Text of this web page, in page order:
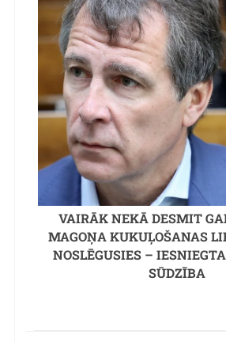
VAIRĀK NEKĀ DESMIT
MAGOŅA KUKUĻOŠANAS
NOSLĒGUSIES –
SŪDZĪBA